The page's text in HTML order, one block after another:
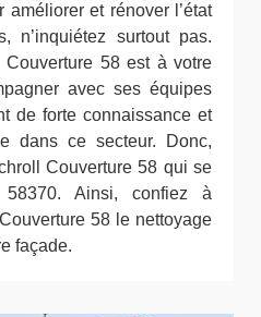
améliorer et rénover l’état
n’inquiétez surtout pas.
Couverture 58 est à votre
avec ses équipes
de forte connaissance et
dans ce secteur. Donc,
Couverture 58 qui se
58370. Ainsi, confiez à
58 le nettoyage
façade.